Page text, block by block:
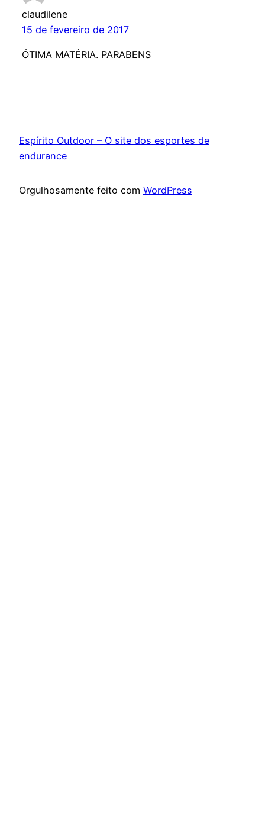
claudilene
15 de fevereiro de 2017
ÓTIMA MATÉRIA. PARABENS
Espírito Outdoor – O site dos esportes de
endurance
Orgulhosamente feito com WordPress